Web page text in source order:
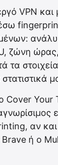
VPN
ζώνη
τα
Cover Your
αν και
ή ο